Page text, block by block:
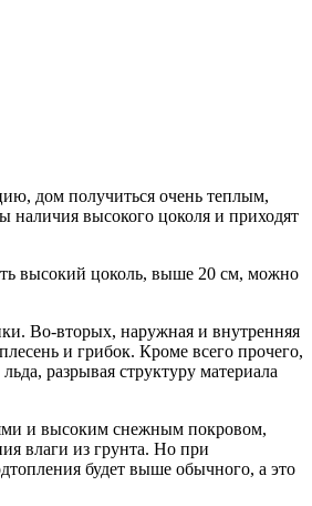
дом получиться очень теплым,
высокого цоколя и приходят
высокий цоколь, выше 20 см, можно
Во-вторых, наружная и внутренняя
и грибок. Кроме всего прочего,
разрывая структуру материала
и высоким снежным покровом,
влаги из грунта. Но при
будет выше обычного, а это